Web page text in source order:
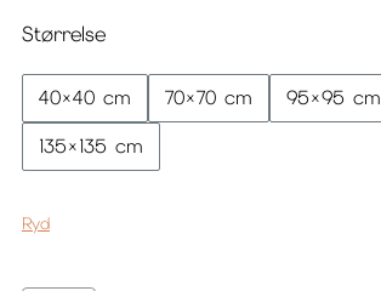
Størrelse
40×40 cm 70×70 cm
95×95 cm
135×135 cm
Ryd